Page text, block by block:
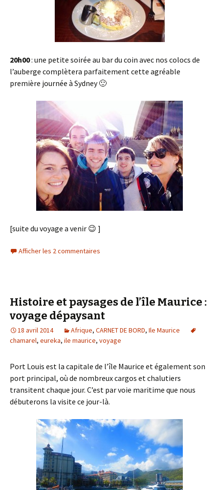
20h00: une petite soirée au bar du coin avec nos colocs de
l’auberge complètera parfaitement cette agréable
première journée à Sydney 🙂
[suite du voyage a venir 😉 ]
Afficher les 2 commentaires
Histoire et paysages de l’île Maurice :
voyage dépaysant
18 avril 2014 Afrique, CARNET DE BORD, Ile Maurice
chamarel, eureka, ile maurice, voyage
Port Louis est la capitale de l’île Maurice et également son
port principal, où de nombreux cargos et chalutiers
transitent chaque jour. C’est par voie maritime que nous
débuterons la visite ce jour-là.